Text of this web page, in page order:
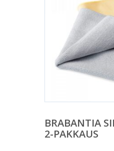
BRABANTIA
2-PAKKAUS